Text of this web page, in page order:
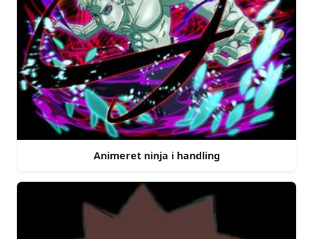
Animeret ninja i handling